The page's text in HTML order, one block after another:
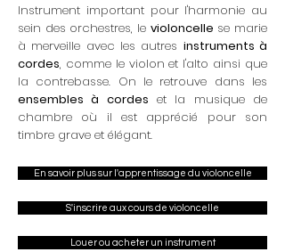
Instrument important pour l'harmonie au
sein des orchestres, le violoncelle se marie
à merveille avec les autres instruments à
cordes, comme le violon et l'alto ainsi que
la contrebasse. On le retrouve dans les
ensembles à cordes et la musique de
chambre où il est apprécié pour son
timbre grave et élégant.
En savoir plus sur l'apprentissage du violoncelle
S'inscrire aux cours de violoncelle
Louer ou acheter un instrument